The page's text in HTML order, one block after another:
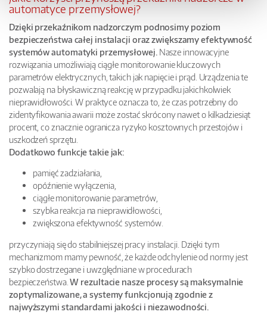
automatyce przemysłowej?
Dzięki przekaźnikom nadzorczym podnosimy poziom
bezpieczeństwa całej instalacji oraz zwiększamy efektywność
systemów automatyki przemysłowej. Nasze innowacyjne
rozwiązania umożliwiają ciągłe monitorowanie kluczowych
parametrów elektrycznych, takich jak napięcie i prąd. Urządzenia te
pozwalają na błyskawiczną reakcję w przypadku jakichkolwiek
nieprawidłowości. W praktyce oznacza to, że czas potrzebny do
zidentyfikowania awarii może zostać skrócony nawet o kilkadziesiąt
procent, co znacznie ogranicza ryzyko kosztownych przestojów i
uszkodzeń sprzętu.
Dodatkowo funkcje takie jak:
pamięć zadziałania,
opóźnienie wyłączenia,
ciągłe monitorowanie parametrów,
szybka reakcja na nieprawidłowości,
zwiększona efektywność systemów.
przyczyniają się do stabilniejszej pracy instalacji. Dzięki tym
mechanizmom mamy pewność, że każde odchylenie od normy jest
szybko dostrzegane i uwzględniane w procedurach
bezpieczeństwa.W rezultacie nasze procesy są maksymalnie
zoptymalizowane, a systemy funkcjonują zgodnie z
najwyższymi standardami jakości i niezawodności.